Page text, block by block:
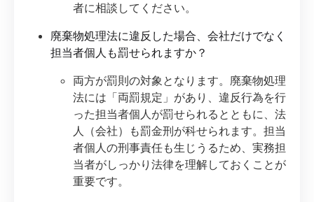
者に相談してください。
廃棄物処理法に違反した場合、会社だけでなく
担当者個人も罰せられますか？
両方が罰則の対象となります。廃棄物処理
法には「両罰規定」があり、違反行為を行
った担当者個人が罰せられるとともに、法
人（会社）も罰金刑が科せられます。担当
者個人の刑事責任も生じうるため、実務担
当者がしっかり法律を理解しておくことが
重要です。